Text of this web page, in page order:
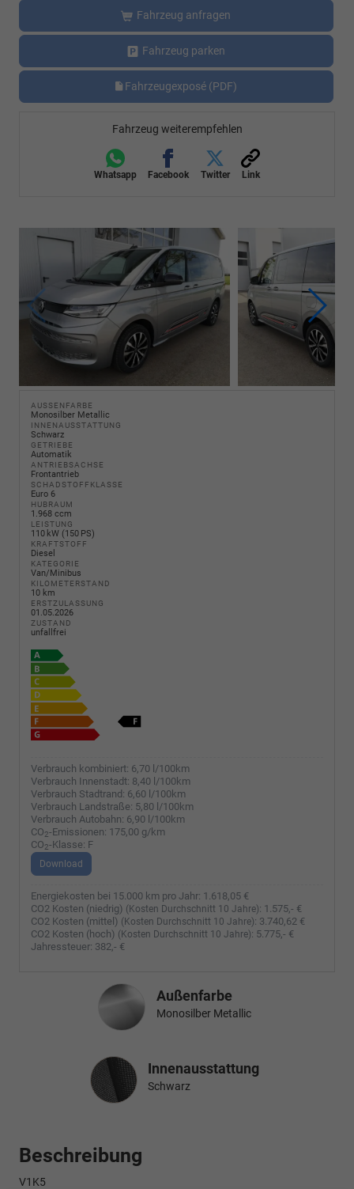
Fahrzeug anfragen
Fahrzeug parken
Fahrzeugexposé (PDF)
Fahrzeug weiterempfehlen
Whatsapp Facebook Twitter Link
AUSSENFARBE
Monosilber Metallic
INNENAUSSTATTUNG
Schwarz
GETRIEBE
Automatik
ANTRIEBSACHSE
Frontantrieb
SCHADSTOFFKLASSE
Euro 6
HUBRAUM
1.968 ccm
LEISTUNG
110 kW (150 PS)
KRAFTSTOFF
Diesel
KATEGORIE
Van/Minibus
KILOMETERSTAND
10 km
ERSTZULASSUNG
01.05.2026
ZUSTAND
unfallfrei
Verbrauch kombiniert: 6,70 l/100km
Verbrauch Innenstadt: 8,40 l/100km
Verbrauch Stadtrand: 6,60 l/100km
Verbrauch Landstraße: 5,80 l/100km
Verbrauch Autobahn: 6,90 l/100km
CO2-Emissionen: 175,00 g/km
CO2-Klasse: F
Download
Energiekosten bei 15.000 km pro Jahr: 1.618,05 €
CO2 Kosten (niedrig) (Kosten Durchschnitt 10 Jahre): 1.575,- €
CO2 Kosten (mittel) (Kosten Durchschnitt 10 Jahre): 3.740,62 €
CO2 Kosten (hoch) (Kosten Durchschnitt 10 Jahre): 5.775,- €
Jahressteuer: 382,- €
Außenfarbe
Monosilber Metallic
InnenausstattungInnenausstattung
Schwarz
Beschreibung
V1K5